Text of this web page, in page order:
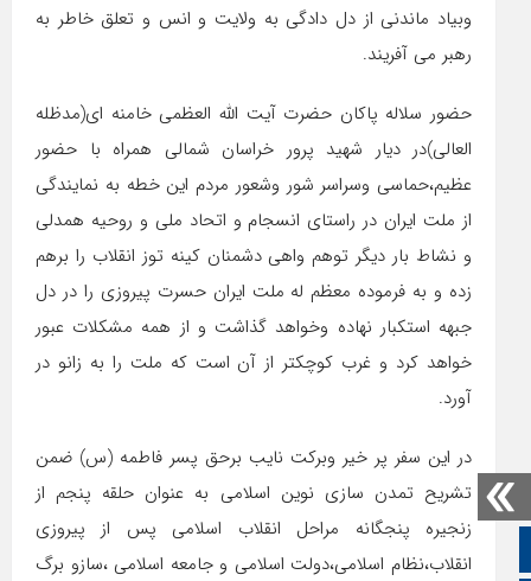
وبیاد ماندنی از دل دادگی به ولایت و انس و تعلق خاطر به
رهبر می آفریند.
حضور سلاله پاکان حضرت آیت الله العظمی خامنه ای(مدظله
العالی)در دیار شهید پرور خراسان شمالی همراه با حضور
عظیم،حماسی وسراسر شور وشعور مردم این خطه به نمایندگی
از ملت ایران در راستای انسجام و اتحاد ملی و روحیه همدلی
و نشاط بار دیگر توهم واهی دشمنان کینه توز انقلاب را برهم
زده و به فرموده معظم له ملت ایران حسرت پیروزی را در دل
جبهه استکبار نهاده وخواهد گذاشت و از همه مشکلات عبور
خواهد کرد و غرب کوچکتر از آن است که ملت را به زانو در
آورد.
در این سفر پر خیر وبرکت نایب برحق پسر فاطمه (س) ضمن
تشریح تمدن سازی نوین اسلامی به عنوان حلقه پنجم از
زنجیره پنجگانه مراحل انقلاب اسلامی پس از پیروزی
انقلاب،نظام اسلامی،دولت اسلامی و جامعه اسلامی ،سازو برگ